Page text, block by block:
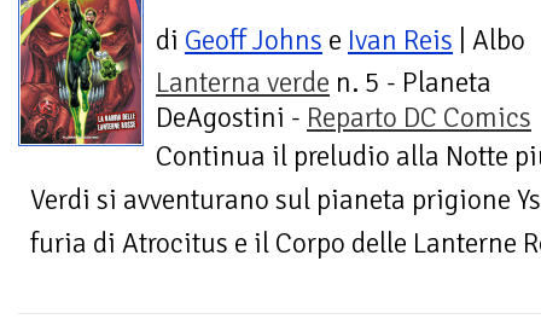
di Geoff Johns e Ivan Reis | Albo
Lanterna verde n. 5 - Planeta
DeAgostini - Reparto DC Comics
Continua il preludio alla Notte
Verdi si avventurano sul pianeta prigione
furia di Atrocitus e il Corpo delle Lanterne